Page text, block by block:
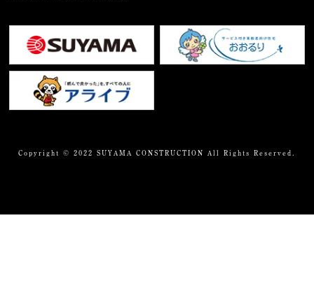
Copyright © 2022 SUYAMA CONSTRUCTION All Rights Reserved.